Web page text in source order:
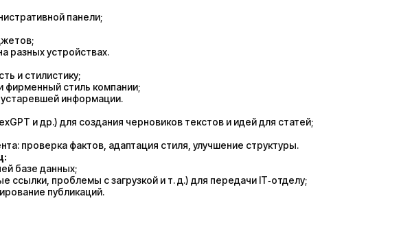
панели;
разных устройствах.
и стилистику;
фирменный стиль компании;
информации.
и др.) для создания черновиков текстов и идей для статей;
проверка фактов, адаптация стиля, улучшение структуры.
базе данных;
ссылки, проблемы с загрузкой и т. д.) для передачи IT‑отделу;
публикаций.